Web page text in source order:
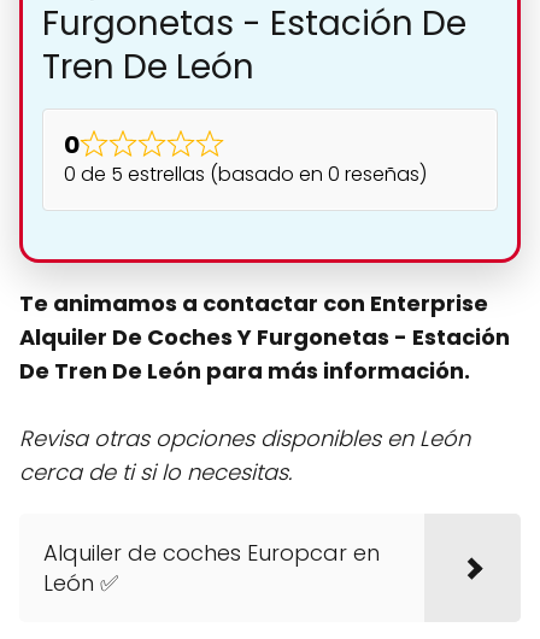
Furgonetas - Estación De
Tren De León
0
0 de 5 estrellas (basado en 0 reseñas)
Te animamos a contactar con Enterprise
Alquiler De Coches Y Furgonetas - Estación
De Tren De León para más información.
Revisa otras opciones disponibles en León
cerca de ti si lo necesitas.
Alquiler de coches Europcar en
León ✅